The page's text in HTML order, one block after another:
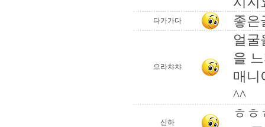
다가가다 좋은
으라챠챠
얼
을
매니
^^
산하
ㅎ